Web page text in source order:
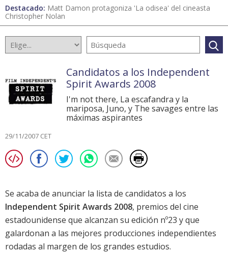
Destacado: Matt Damon protagoniza 'La odisea' del cineasta
Christopher Nolan
Candidatos a los Independent
Spirit Awards 2008
I'm not there, La escafandra y la
mariposa, Juno, y The savages entre las
máximas aspirantes
29/11/2007 CET
Se acaba de anunciar la lista de candidatos a los
Independent Spirit Awards 2008, premios del cine
estadounidense que alcanzan su edición nº23 y que
galardonan a las mejores producciones independientes
rodadas al margen de los grandes estudios.